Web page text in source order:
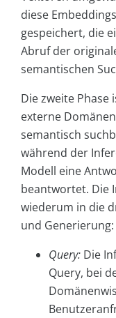
diese
gespeichert, die
Abruf der
semantischen
Die zweite Phase
externe
semantisch
während der
Modell eine
beantwortet. Die
wiederum in die
und Generierung:
Query: Die
Query, bei